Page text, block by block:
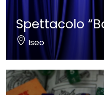
Spettacolo
Iseo